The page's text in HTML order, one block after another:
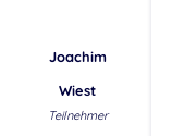
Joachim
Wiest
Teilnehmer